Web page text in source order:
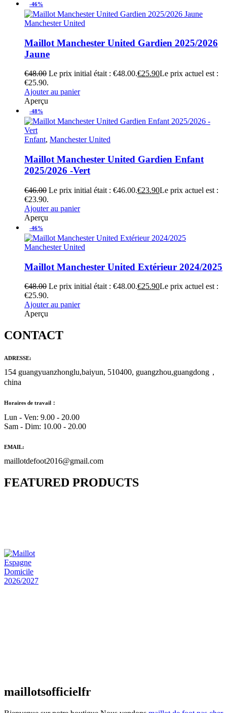
-46%
Manchester United
Maillot Manchester United Gardien 2025/2026
Jaune
€48.00 Le prix initial était : €48.00.€25.90Le prix actuel est :
€25.90.
Ajouter au panier
Aperçu
-48%
Enfant, Manchester United
Maillot Manchester United Gardien Enfant
2025/2026 -Vert
€46.00 Le prix initial était : €46.00.€23.90Le prix actuel est :
€23.90.
Ajouter au panier
Aperçu
-46%
Manchester United
Maillot Manchester United Extérieur 2024/2025
€48.00 Le prix initial était : €48.00.€25.90Le prix actuel est :
€25.90.
Ajouter au panier
Aperçu
CONTACT
ADRESSE:
154 guangyuanzhonglu,baiyun, 510400, guangzhou,guangdong，
china
Horaires de travail：
Lun - Ven: 9.00 - 20.00
Sam - Dim: 10.00 - 20.00
EMAIL:
maillotdefoot2016@gmail.com
FEATURED PRODUCTS
maillotsofficielfr